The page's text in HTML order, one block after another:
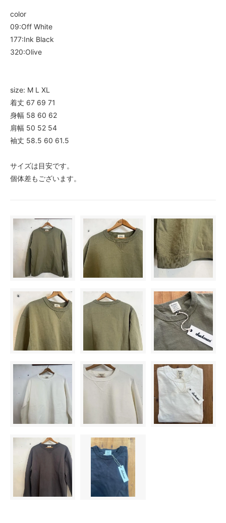
color
09:Off White
177:Ink Black
320:Olive
size: M L XL
着丈 67 69 71
身幅 58 60 62
肩幅 50 52 54
袖丈 58.5 60 61.5
サイズは目安です。
個体差もございます。